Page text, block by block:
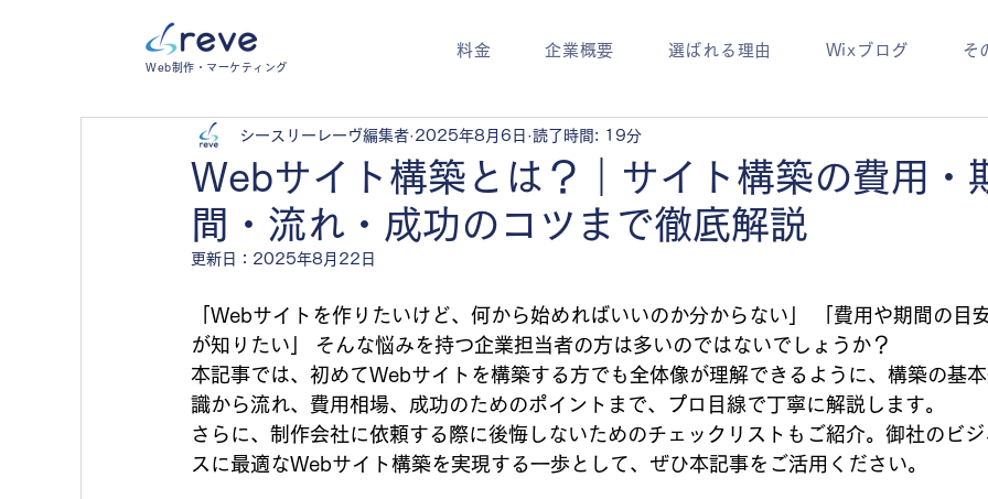
料金 企業概要 選ばれる理由 Wixブログ そ
Web制作・マーケティング
Webサイト構築とは？｜サイト構築の費用・
間・流れ・成功のコツまで徹底解説
シースリーレーヴ編集者 2025年8月6日 読了時間: 19分
更新日： 2025年8月22日
「Webサイトを作りたいけど、何から始めればいいのか分からない」 「費用や期間の目
が知りたい」 そんな悩みを持つ企業担当者の方は多いのではないでしょうか？
本記事では、初めてWebサイトを構築する方でも全体像が理解できるように、構築の基
識から流れ、費用相場、成功のためのポイントまで、プロ目線で丁寧に解説します。
さらに、制作会社に依頼する際に後悔しないためのチェックリストもご紹介。御社のビ
スに最適なWebサイト構築を実現する一歩として、ぜひ本記事をご活用ください。